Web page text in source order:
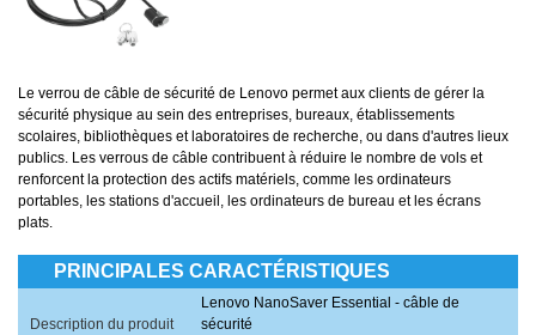
Le verrou de câble de sécurité de Lenovo permet aux clients de gérer la
sécurité physique au sein des entreprises, bureaux, établissements
scolaires, bibliothèques et laboratoires de recherche, ou dans d'autres lieux
publics. Les verrous de câble contribuent à réduire le nombre de vols et
renforcent la protection des actifs matériels, comme les ordinateurs
portables, les stations d'accueil, les ordinateurs de bureau et les écrans
plats.
PRINCIPALES CARACTÉRISTIQUES
Description du produit
Lenovo NanoSaver Essential - câble de
sécurité